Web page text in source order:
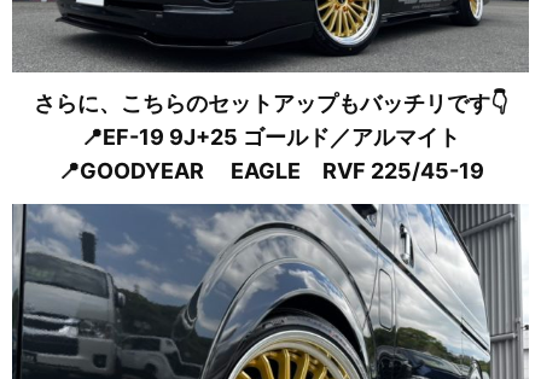
さらに、こちらのセットアップもバッチリです👇
📍EF-19 9J+25 ゴールド／アルマイト
📍GOODYEAR EAGLE RVF 225/45-19